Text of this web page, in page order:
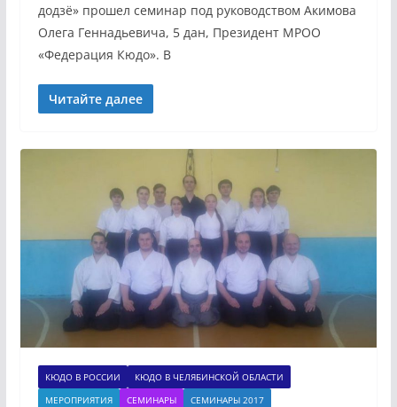
додзё» прошел семинар под руководством Акимова
Олега Геннадьевича, 5 дан, Президент МРОО
«Федерация Кюдо». В
Читайте далее
КЮДО В РОССИИ
КЮДО В ЧЕЛЯБИНСКОЙ ОБЛАСТИ
МЕРОПРИЯТИЯ
СЕМИНАРЫ СЕМИНАРЫ 2017